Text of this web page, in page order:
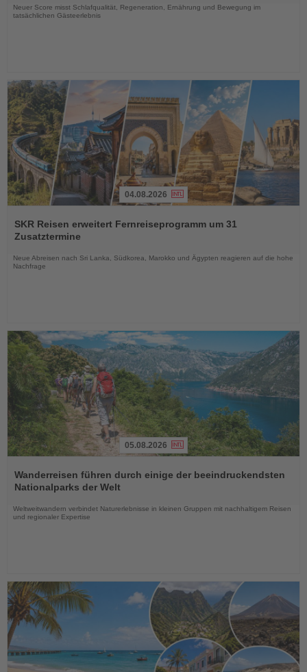
Neuer Score misst Schlafqualität, Regeneration, Ernährung und Bewegung im
tatsächlichen Gästeerlebnis
Sie
die
04.08.2026
SKR Reisen erweitert Fernreiseprogramm um 31
Zusatztermine
Neue Abreisen nach Sri Lanka, Südkorea, Marokko und Ägypten reagieren auf die hohe
Nachfrage
Sie
die
Nachrichten
05.08.2026
Wanderreisen führen durch einige der beeindruckendsten
Nationalparks der Welt
Weltweitwandern verbindet Naturerlebnisse in kleinen Gruppen mit nachhaltigem Reisen
und regionaler Expertise